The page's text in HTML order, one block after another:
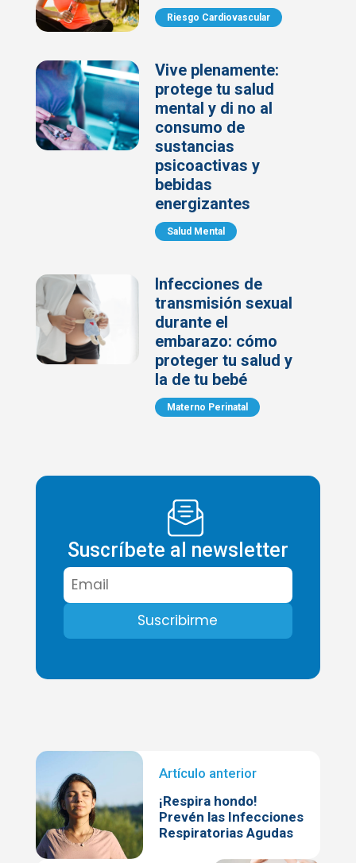
Riesgo Cardiovascular
Vive plenamente:
protege tu salud
mental y di no al
consumo de
sustancias
psicoactivas y
bebidas
energizantes
Salud Mental
Infecciones de
transmisión sexual
durante el
embarazo: cómo
proteger tu salud y
la de tu bebé
Materno Perinatal
Suscríbete al newsletter
¡Respira hondo!
Prevén las Infecciones
Respiratorias Agudas